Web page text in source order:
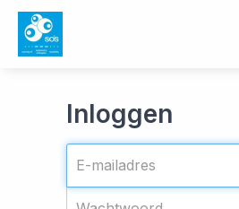
Inloggen